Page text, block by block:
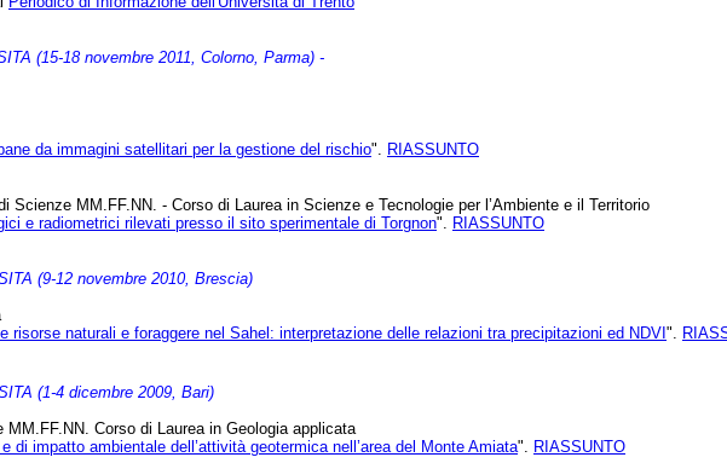
(15-18 novembre 2011, Colorno, Parma) -
da immagini satellitari per la gestione del rischio". RIASSUNTO
MM.FF.NN. - Corso di Laurea in Scienze e Tecnologie per l’Ambiente e il Territorio
e radiometrici rilevati presso il sito sperimentale di Torgnon". RIASSUNTO
(9-12 novembre 2010, Brescia)
naturali e foraggere nel Sahel: interpretazione delle relazioni tra precipitazioni ed NDVI ".
(1-4 dicembre 2009, Bari)
Corso di Laurea in Geologia applicata
di impatto ambientale dell’attività geotermica nell’area del Monte Amiata". RIASSUNTO